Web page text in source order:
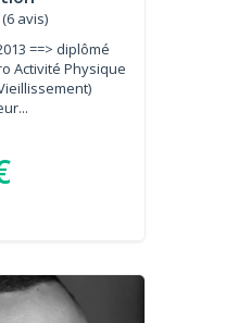
(6 avis)
==> diplômé
Activité Physique